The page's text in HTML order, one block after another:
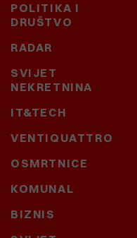
POLITIKA I
DRUŠTVO
RADAR
SVIJET
NEKRETNINA
IT&TECH
VENTIQUATTRO
OSMRTNICE
KOMUNAL
BIZNIS